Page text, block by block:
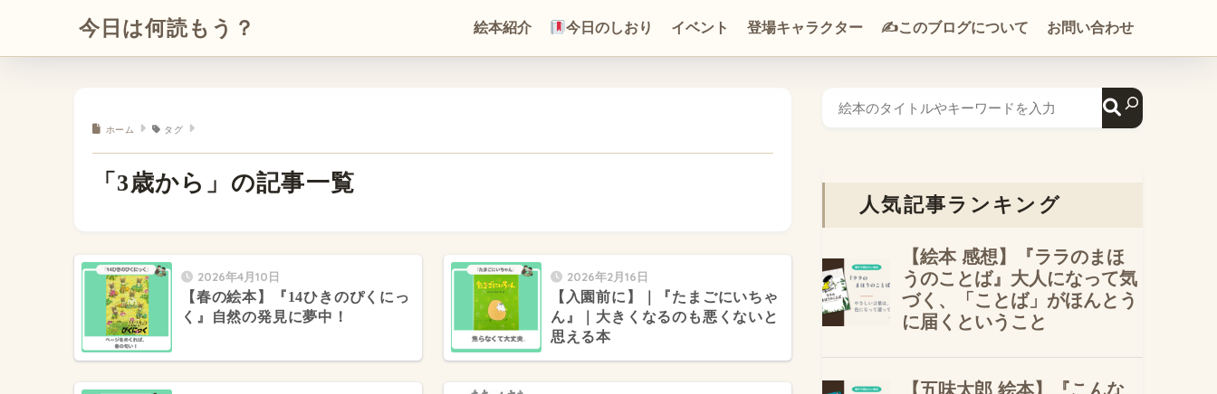
今日は何読もう？ 絵本紹介 今日のしおり イベント 登場キャラクター ✍️このブログについて お問い合わせ
ホーム タグ
「3歳から」の記事一覧
2026年4月10日
【春の絵本】『14ひきのぴくにっ
く』自然の発見に夢中！
2026年2月16日
【入園前に】｜『たまごにいちゃ
ん』｜大きくなるのも悪くないと
思える本
人気記事ランキング